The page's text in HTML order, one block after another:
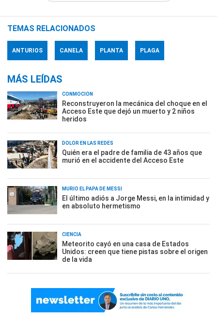
TEMAS RELACIONADOS
ANTURIOS CANELA PLANTA PLAGA
MÁS LEÍDAS
CONMOCIÓN
Reconstruyeron la mecánica del choque en el
Acceso Este que dejó un muerto y 2 niños
heridos
DOLOR EN LAS REDES
Quién era el padre de familia de 43 años que
murió en el accidente del Acceso Este
MURIÓ EL PAPÁ DE MESSI
El último adiós a Jorge Messi, en la intimidad y
en absoluto hermetismo
CIENCIA
Meteorito cayó en una casa de Estados
Unidos: creen que tiene pistas sobre el origen
de la vida